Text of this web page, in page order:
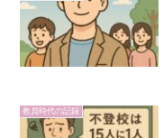
教員時代の記録